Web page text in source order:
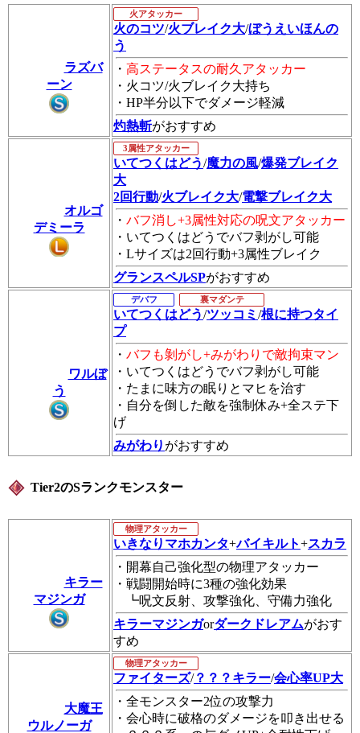
ラズバ
ーン
火アタッカー
火のコツ/火ブレイク大/ぼうえいほんの
う
・ 高ステータスの耐久アタッカー
・火コツ/火ブレイク大持ち
・HP半分以下でダメージ軽減
灼熱斬がおすすめ
オルゴ
デミーラ
3属性アタッカー
いてつくはどう/魔力の風/爆発ブレイク
大
2回行動/火ブレイク大/電撃ブレイク大
・ バフ消し+3属性対応の呪文アタッカー
・いてつくはどうでバフ剥がし可能
・Lサイズは2回行動+3属性ブレイク
グランスペルSPがおすすめ
ワルぼ
う
デバフ 裏マダンテ
いてつくはどう/ツッコミ/根に持つタイ
プ
・ バフも剝がし+みがわりで敵拘束マン
・いてつくはどうでバフ剥がし可能
・たまに味方の眠りとマヒを治す
・自分を倒した敵を強制休み+全ステ下
げ
みがわり がおすすめ
Tier2のSランクモンスター
キラー
マジンガ
物理アタッカー
いきなりマホカンタ+バイキルト+スカラ
・開幕自己強化型の物理アタッカー
・戦闘開始時に3種の強化効果
┗呪文反射、攻撃強化、守備力強化
キラーマジンガorダークドレアムがおす
すめ
大魔王
ウルノーガ
物理アタッカー
ファイターズ/？？？キラー/会心率UP大
・全モンスター2位の攻撃力
・会心時に破格のダメージを叩き出せる